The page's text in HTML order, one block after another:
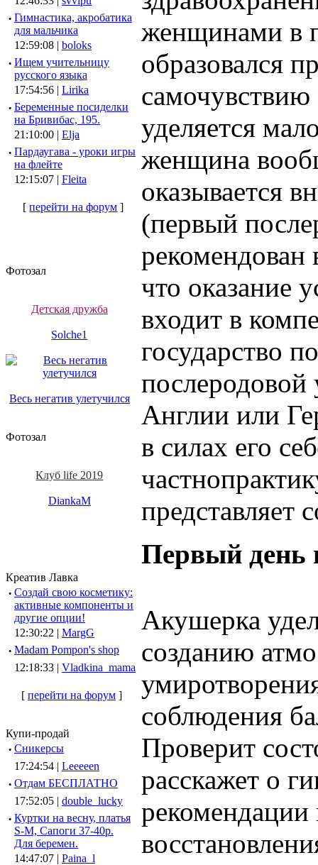
· Гимнастика, акробатика
для мальчика
12:59:08 | boloks
· Ищем учительницу
русского языка
17:54:56 | Lirika
· Беременные посиделки
на Бривибас, 195.
21:10:00 | Elja
· Пардаугава - уроки игры
на флейте
12:15:07 | Fleita
[перейти на форум ]
Фотозал
Детская дружба
Solche1
Весь негатив улетучился
Фотозал
Клуб life 2019
DiankaM
Креатив Лавка
· Создай свою косметику:
активные компоненты и
другие опции!
12:30:22 | MargG
· Madam Pompon's shop
12:18:33 | Vladkina_mama
[ перейти на форум ]
Купи-продай
· Сникерсы
17:24:54 | Leeeeen
· Отдам БЕСПЛАТНО
17:52:05 | double_lucky
· Куртки на весну, платья
S-M, Сапоги 37-40р.
Для беремен.
14:47:07 | Paina_l
женщинами в
образовался
уделяется
женщина
оказывается
(первый
рекомендован
что оказание
входит в
государство
послеродовой
Англии или
в силах его
представляет
Первый день
Акушерка
созданию
соблюдения
Проверит
расскажет о